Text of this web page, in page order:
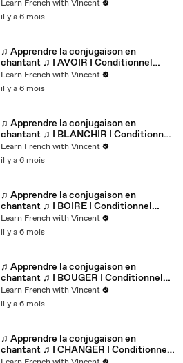
Learn French with Vincent
il y a 6 mois
♫ Apprendre la conjugaison en
chantant ♫ I AVOIR I Conditionnel
Passé_
Learn French with Vincent
il y a 6 mois
♫ Apprendre la conjugaison en
chantant ♫ I BLANCHIR I Conditionnel
Passé_
Learn French with Vincent
il y a 6 mois
♫ Apprendre la conjugaison en
chantant ♫ I BOIRE I Conditionnel
Passé_
Learn French with Vincent
il y a 6 mois
♫ Apprendre la conjugaison en
chantant ♫ I BOUGER I Conditionnel
Passé_
Learn French with Vincent
il y a 6 mois
♫ Apprendre la conjugaison en
chantant ♫ I CHANGER I Conditionnel